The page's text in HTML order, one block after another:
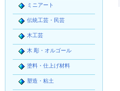
ミニアート
伝統工芸・民芸
木工芸
木 彫・オルゴール
塗料・仕上げ材料
塑造・粘土